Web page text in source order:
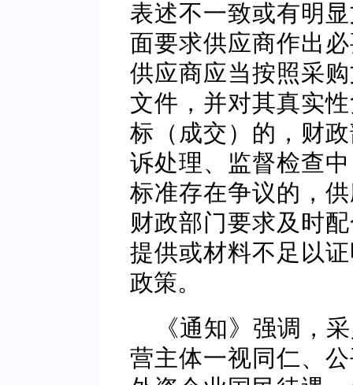
表述不一致或有明
面要求供应商作出
供应商应当按照采
文件，并对其真实
标（成交）的，财
诉处理、监督检查
标准存在争议的，
财政部门要求及时
提供或材料不足以
政策。
《通知》强调，
营主体一视同仁、